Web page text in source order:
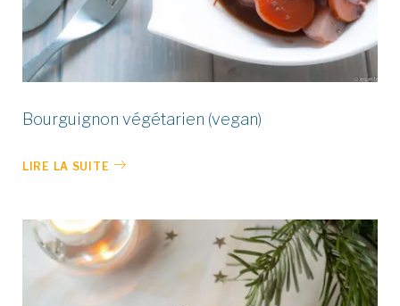
Bourguignon végétarien (vegan)
LIRE LA SUITE